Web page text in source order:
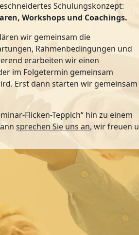
Schulungskonzept:
Workshops und Coachings.
wir gemeinsam die
Rahmenbedingungen und
erarbeiten wir einen
im Folgetermin gemeinsam
Erst dann starten wir gemeinsam
Flicken-Teppich“ hin zu einem
sprechen Sie uns an, wir freuen